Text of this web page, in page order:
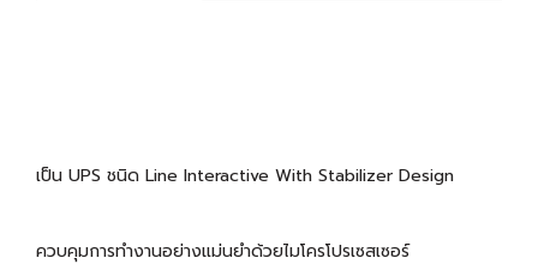
เป็น UPS ชนิด Line Interactive With Stabilizer Design
ควบคุมการทำงานอย่างแม่นยำด้วยไมโครโปรเซสเซอร์